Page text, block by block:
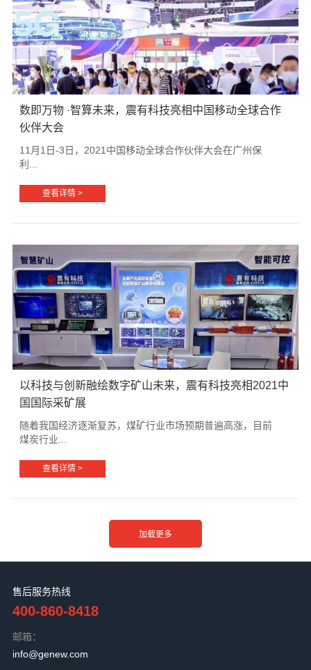
数即万物 ·智算未来，震有科技亮相中国移动全球合作
伙伴大会
11月1日-3日，2021中国移动全球合作伙伴大会在广州保
利...
查看详情 >
以科技与创新融绘数字矿山未来，震有科技亮相2021中
国国际采矿展
随着我国经济逐渐复苏，煤矿行业市场预期普遍高涨，目前
煤炭行业...
查看详情 >
售后服务热线
400-860-8418
邮箱：
info@genew.com